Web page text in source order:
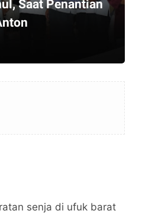
Saat Penantian
senja di ufuk barat